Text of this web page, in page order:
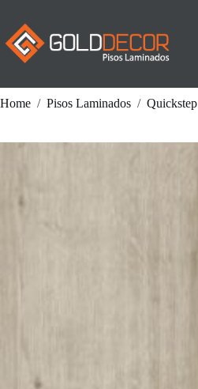
conteúdo
Home / Pisos Laminados / Quickstep